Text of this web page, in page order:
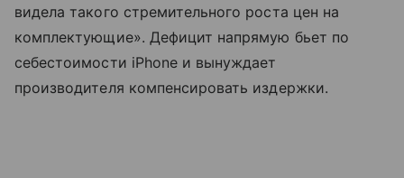
видела такого стремительного роста цен на
комплектующие». Дефицит напрямую бьет по
себестоимости iPhone и вынуждает
производителя компенсировать издержки.